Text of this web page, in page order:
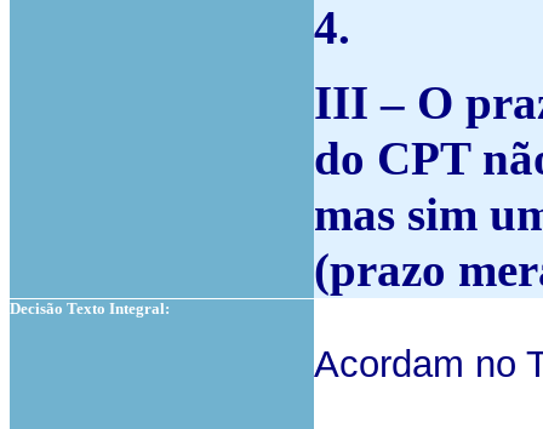
4.
III – O
do CPT
mas sim
(prazo
Decisão Texto Integral:
Acordam no